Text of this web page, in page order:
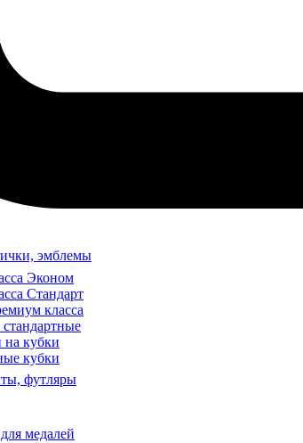
эмблемы
Эконом
Стандарт
класса
на кубки
кубки
футляры
медалей